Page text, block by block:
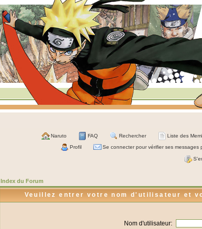
Naruto FAQ Rechercher Liste des
Profil Se connecter pour vérifier ses messages
Index du Forum
Veuillez entrer votre nom d'utilisateur et
Nom d'utilisateur: